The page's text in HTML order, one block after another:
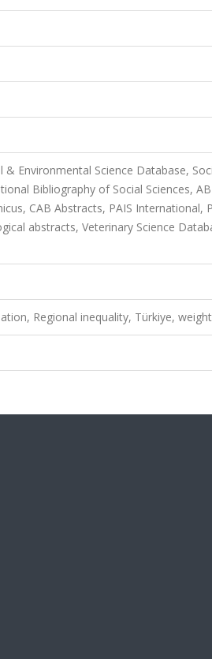
& Environmental Science Database,
Bibliography of Social Sciences,
CAB Abstracts, PAIS International,
abstracts, Veterinary Science
Regional inequality, Türkiye,